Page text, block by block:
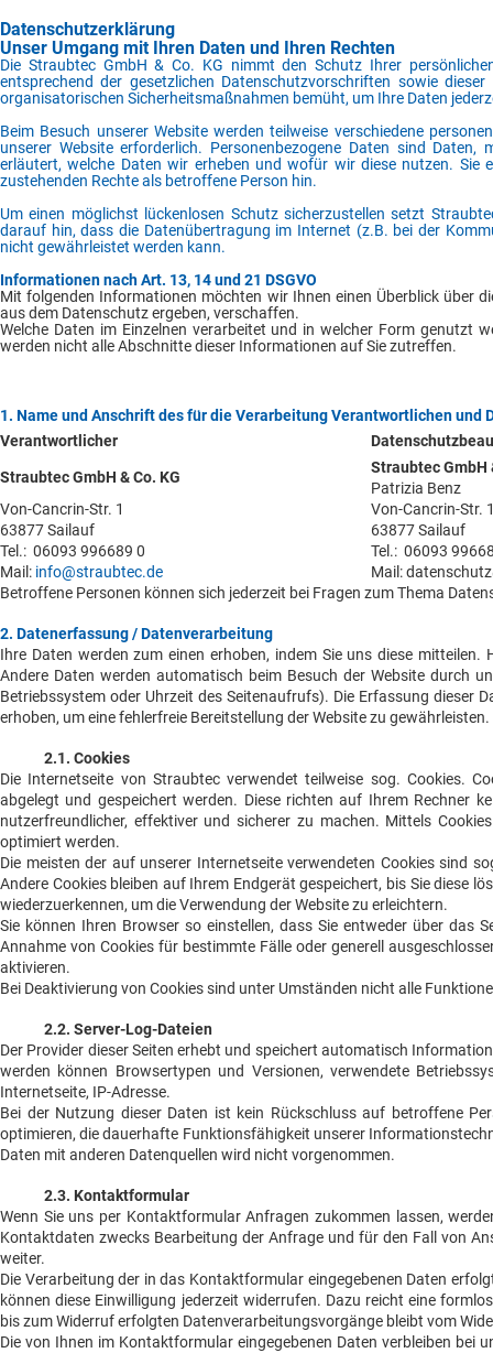
Datenschutzerklärung
Unser Umgang mit Ihren Daten und Ihren Rechten
Die Straubtec GmbH & Co. KG nimmt den Schutz Ihrer
entsprechend der gesetzlichen Datenschutzvorschriften sowie
organisatorischen Sicherheitsmaßnahmen bemüht, um Ihre Daten
Beim Besuch unserer Website werden teilweise verschiedene
unserer Website erforderlich. Personenbezogene Daten sind
erläutert, welche Daten wir erheben und wofür wir diese nutzen.
zustehenden Rechte als betroffene Person hin.
Um einen möglichst lückenlosen Schutz sicherzustellen setzt
darauf hin, dass die Datenübertragung im Internet (z.B. bei der
nicht gewährleistet werden kann.
Informationen nach Art. 13, 14 und 21 DSGVO
Mit folgenden Informationen möchten wir Ihnen einen Überblick über
aus dem Datenschutz ergeben, verschaffen.
Welche Daten im Einzelnen verarbeitet und in welcher Form genutzt
werden nicht alle Abschnitte dieser Informationen auf Sie zutreffen.
1. Name und Anschrift des für die Verarbeitung Verantwortlichen und
Verantwortlicher
Straubtec GmbH & Co. KG
Straubtec GmbH
Patrizia Benz
Von-Cancrin-Str. 1
Von-Cancrin-Str.
63877 Sailauf
63877 Sailauf
Tel.: 06093 996689 0
Tel.: 06093
Mail: info@straubtec.de
Mail:
Betroffene Personen können sich jederzeit bei Fragen zum Thema
2. Datenerfassung / Datenverarbeitung
Ihre Daten werden zum einen erhoben, indem Sie uns diese
Andere Daten werden automatisch beim Besuch der Website durch
Betriebssystem oder Uhrzeit des Seitenaufrufs). Die Erfassung dieser
erhoben, um eine fehlerfreie Bereitstellung der Website zu
2.1. Cookies
Die Internetseite von Straubtec verwendet teilweise sog. Cookies.
abgelegt und gespeichert werden. Diese richten auf Ihrem Rechner
nutzerfreundlicher, effektiver und sicherer zu machen. Mittels
optimiert werden.
Die meisten der auf unserer Internetseite verwendeten Cookies sind
Andere Cookies bleiben auf Ihrem Endgerät gespeichert, bis Sie diese
wiederzuerkennen, um die Verwendung der Website zu erleichtern.
Sie können Ihren Browser so einstellen, dass Sie entweder über das
Annahme von Cookies für bestimmte Fälle oder generell
aktivieren.
Bei Deaktivierung von Cookies sind unter Umständen nicht alle
2.2. Server-Log-Dateien
Der Provider dieser Seiten erhebt und speichert automatisch
werden können Browsertypen und Versionen, verwendete
Internetseite, IP-Adresse.
Bei der Nutzung dieser Daten ist kein Rückschluss auf betroffene
optimieren, die dauerhafte Funktionsfähigkeit unserer
Daten mit anderen Datenquellen wird nicht vorgenommen.
2.3. Kontaktformular
Wenn Sie uns per Kontaktformular Anfragen zukommen lassen,
Kontaktdaten zwecks Bearbeitung der Anfrage und für den Fall von
weiter.
Die Verarbeitung der in das Kontaktformular eingegebenen Daten
können diese Einwilligung jederzeit widerrufen. Dazu reicht eine
bis zum Widerruf erfolgten Datenverarbeitungsvorgänge bleibt vom
Die von Ihnen im Kontaktformular eingegebenen Daten verbleiben